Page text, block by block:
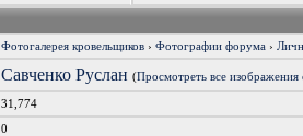
Фотогалерея кровельщиков ›Фотографии форума ›
Савченко Руслан (Просмотреть все изображения
31,774
0